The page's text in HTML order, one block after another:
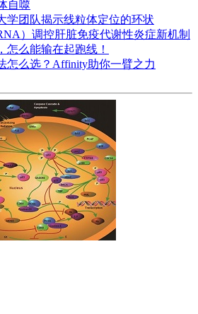
自噬
学团队揭示线粒体定位的环状
）调控肝脏免疫代谢性炎症新机制
怎么能输在起跑线！
怎么选？Affinity助你一臂之力